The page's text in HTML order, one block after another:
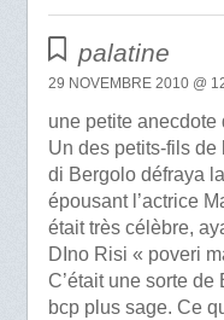
palatine
29 NOVEMBRE 2010 @
une petite anecdote
Un des petits-fils
di Bergolo défraya
épousant l’actrice
était très célèbre,
DIno Risi « poveri
C’était une sorte
bcp plus sage. Ce